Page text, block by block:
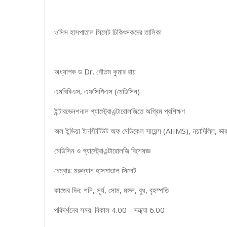
ওসিস হাসপাতাল সিলেট চিকিৎসকদের তালিকা
অধ্যাপক ড Dr. গৌতম কুমার রায়
এমবিবিএস, এফসিপিএস (মেডিসিন)
ইন্টারভেনশনাল গ্যাস্ট্রোএন্টারোলজিতে অগ্রিম প্রশিক্ষণ
অল ইন্ডিয়া ইনস্টিটিউট অফ মেডিকেল সায়েন্স (AIIMS), নয়াদিল্লি,
মেডিসিন ও গ্যাস্ট্রোএন্টারোলজি বিশেষজ্ঞ
চেম্বার: মরুদ্যান হাসপাতাল সিলেট
কাজের দিন: শনি, সূর্য, সোম, মঙ্গল, বুধ, বৃহস্পতি
পরিদর্শনের সময়: বিকাল 4.00 - সন্ধ্যা 6.00